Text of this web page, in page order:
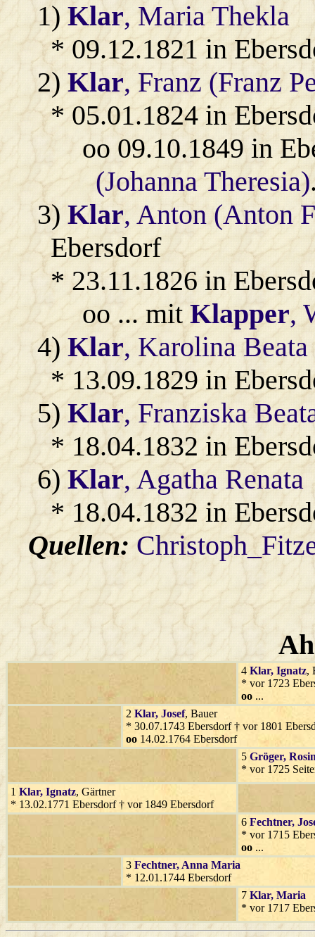
1)Klar, Maria Thekla
* 09.12.1821 in
2)Klar, Franz (Franz
* 05.01.1824 in
oo 09.10.1849 in
(Johanna Theresia)
3)Klar, Anton (Anton
Ebersdorf
* 23.11.1826 in
oo ... mitKlapper,
4)Klar, Karolina Beata
* 13.09.1829 in
5)Klar, Franziska
* 18.04.1832 in
6)Klar, Agatha Renata
* 18.04.1832 in
Quellen:
4 Klar, Ignatz,
* vor 1723
oo ...
2 Klar, Josef, Bauer
* 30.07.1743 Ebersdorf † vor 1801
oo 14.02.1764 Ebersdorf
5 Gröger,
* vor 1725
1 Klar, Ignatz, Gärtner
* 13.02.1771 Ebersdorf † vor 1849 Ebersdorf
6 Fechtner,
* vor 1715
oo ...
3 Fechtner, Anna Maria
* 12.01.1744 Ebersdorf
7 Klar, Maria
* vor 1717